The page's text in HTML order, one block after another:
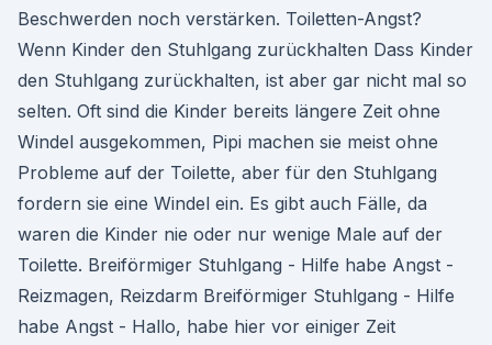
Beschwerden noch verstärken. Toiletten-Angst?
Wenn Kinder den Stuhlgang zurückhalten Dass Kinder
den Stuhlgang zurückhalten, ist aber gar nicht mal so
selten. Oft sind die Kinder bereits längere Zeit ohne
Windel ausgekommen, Pipi machen sie meist ohne
Probleme auf der Toilette, aber für den Stuhlgang
fordern sie eine Windel ein. Es gibt auch Fälle, da
waren die Kinder nie oder nur wenige Male auf der
Toilette. Breiförmiger Stuhlgang - Hilfe habe Angst -
Reizmagen, Reizdarm Breiförmiger Stuhlgang - Hilfe
habe Angst - Hallo, habe hier vor einiger Zeit